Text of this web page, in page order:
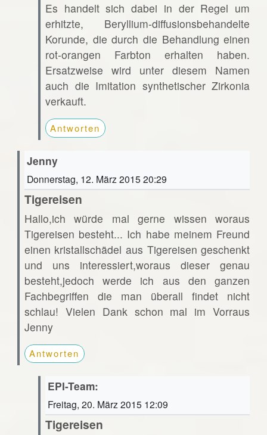
Es handelt sich dabei in der Regel um
erhitzte, Beryllium-diffusionsbehandelte
Korunde, die durch die Behandlung einen
rot-orangen Farbton erhalten haben.
Ersatzweise wird unter diesem Namen
auch die Imitation synthetischer Zirkonia
verkauft.
Antworten
Jenny
Donnerstag, 12. März 2015 20:29
Tigereisen
Hallo,ich würde mal gerne wissen woraus
Tigereisen besteht... Ich habe meinem Freund
einen kristallschädel aus Tigereisen geschenkt
und uns interessiert,woraus dieser genau
besteht,jedoch werde ich aus den ganzen
Fachbegriffen die man überall findet nicht
schlau! Vielen Dank schon mal im Vorraus
Jenny
Antworten
EPI-Team:
Freitag, 20. März 2015 12:09
Tigereisen